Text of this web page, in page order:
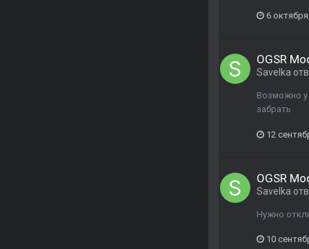
6
OGSR
Savelka
Возможно у
забрать
12
OGSR
Savelka
Нужно
10